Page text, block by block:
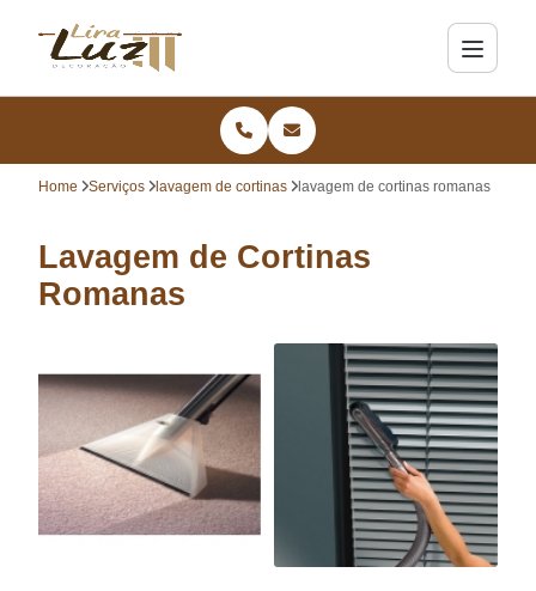
Home Serviços lavagem de cortinas lavagem de cortinas romanas
Lavagem de Cortinas
Romanas